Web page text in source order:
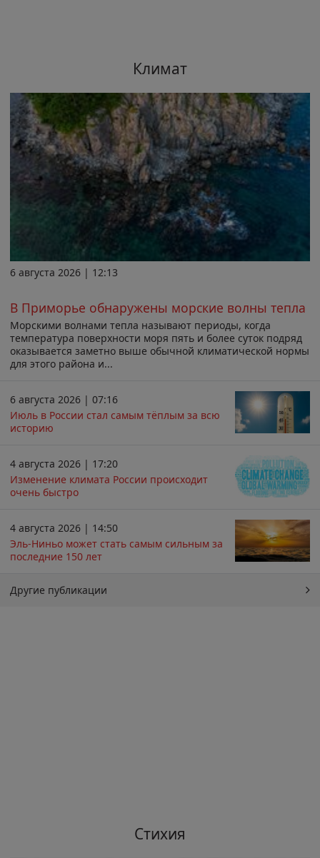
Климат
6 августа 2026 | 12:13
В Приморье обнаружены морские волны тепла
Морскими волнами тепла называют периоды, когда
температура поверхности моря пять и более суток подряд
оказывается заметно выше обычной климатической нормы
для этого района и...
6 августа 2026 | 07:16
Июль в России стал самым тёплым за всю
историю
4 августа 2026 | 17:20
Изменение климата России происходит
очень быстро
4 августа 2026 | 14:50
Эль-Ниньо может стать самым сильным за
последние 150 лет
Другие публикации
Стихия